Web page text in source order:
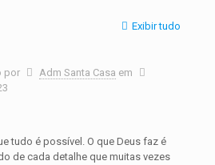
Exibir tudo
por Adm Santa Casa em
tudo é possível. O que Deus faz é
de cada detalhe que muitas vezes